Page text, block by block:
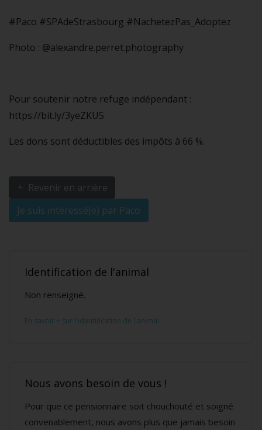
Identification de l'animal
Non renseigné.
En savoir + sur l'identification de l'animal.
Nous avons besoin de vous !
Pour que ce pensionnaire soit chouchouté et soigné
convenablement, nous avons plus que jamais besoin
#Paco #SPAdeStrasbourg #NachetezPas_Adoptez
Photo : @alexandre.perret.photography
Pour soutenir notre refuge indépendant :
https://bit.ly/3yeZKU5
Les dons sont déductibles des impôts à 66 %.
Revenir en arrière
Je suis intéressé(e) par Paco